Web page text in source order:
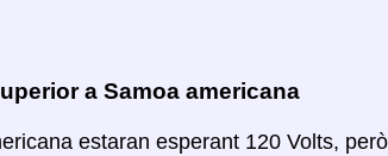
a Samoa americana
estaran esperant 120 Volts,